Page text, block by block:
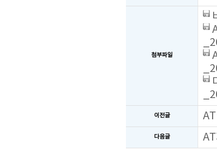
첨부파일
이전글
다음글